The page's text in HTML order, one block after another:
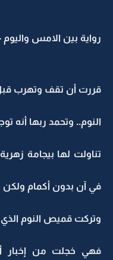
رواية بين الامس واليوم -
قررت أن تقف وتهرب
النوم.. وتحمد ربها أنه
تناولت لها بيجامة
في آن بدون أكمام ولكن
وتركت قميص النوم الذي
فهي خجلت من إخبار